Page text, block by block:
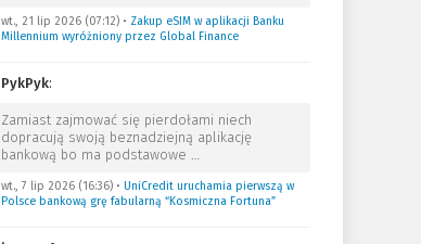
wt., 21 lip 2026 (07:12)• Zakup eSIM w aplikacji Banku
Millennium wyróżniony przez Global Finance
PykPyk:
Zamiast zajmować się pierdołami niech
dopracują swoją beznadziejną aplikację
bankową bo ma podstawowe …
wt., 7 lip 2026 (16:36)• UniCredit uruchamia pierwszą w
Polsce bankową grę fabularną “Kosmiczna Fortuna”